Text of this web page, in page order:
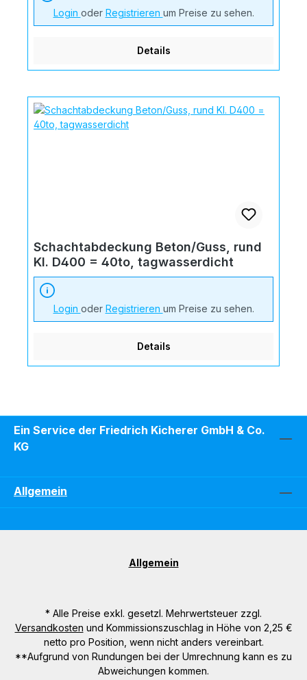
Login oder Registrieren um Preise zu sehen.
Details
Schachtabdeckung Beton/Guss, rund
Kl. D400 = 40to, tagwasserdicht
Login oder Registrieren um Preise zu sehen.
Details
Ein Service der Friedrich Kicherer GmbH & Co.
KG
Allgemein
Allgemein
* Alle Preise exkl. gesetzl. Mehrwertsteuer zzgl.
Versandkosten und Kommissionszuschlag in Höhe von 2,25 €
netto pro Position, wenn nicht anders vereinbart.
**Aufgrund von Rundungen bei der Umrechnung kann es zu
Abweichungen kommen.